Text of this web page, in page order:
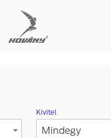
Kivitel
Mindegy